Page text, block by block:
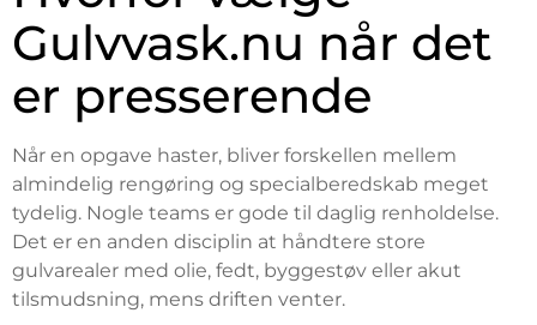
Gulvvask.nu når det
er presserende
Når en opgave haster, bliver forskellen mellem
almindelig rengøring og specialberedskab meget
tydelig. Nogle teams er gode til daglig renholdelse.
Det er en anden disciplin at håndtere store
gulvarealer med olie, fedt, byggestøv eller akut
tilsmudsning, mens driften venter.